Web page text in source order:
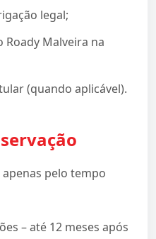
legal;
Malveira na
(quando aplicável).
pelo tempo
– até 12 meses após